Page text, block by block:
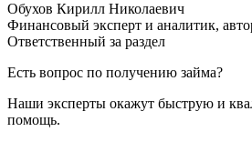
Обухов Кирилл Николаевич
Финансовый эксперт и аналитик,
Ответственный за раздел
Есть вопрос по получению займа?
Наши эксперты окажут быструю и
помощь.